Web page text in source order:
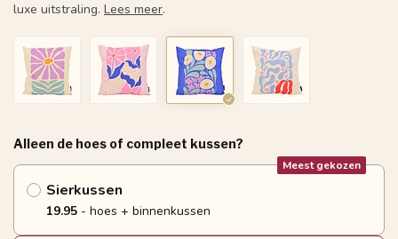
luxe uitstraling. Lees meer.
Alleen de hoes of compleet kussen?
Sierkussen
Meest gekozen
19.95 - hoes + binnenkussen